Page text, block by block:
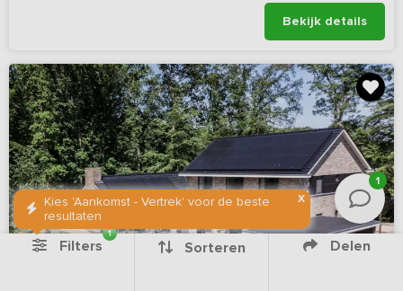
Bekijk details
X
Kies 'Aankomst - Vertrek' voor de beste
resultaten
1
Filters
1
Sorteren Delen